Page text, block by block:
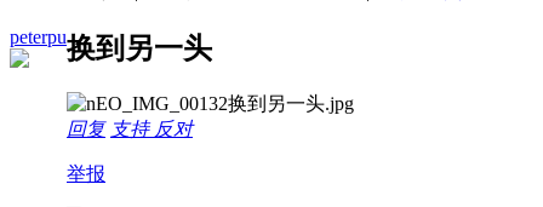
peterpu换到另一头
回复 支持 反对
举报